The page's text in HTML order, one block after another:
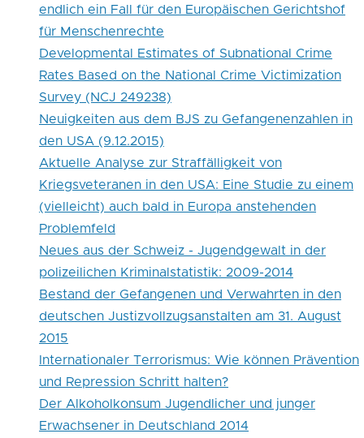
endlich ein Fall für den Europäischen Gerichtshof
für Menschenrechte
Developmental Estimates of Subnational Crime
Rates Based on the National Crime Victimization
Survey (NCJ 249238)
Neuigkeiten aus dem BJS zu Gefangenenzahlen in
den USA (9.12.2015)
Aktuelle Analyse zur Straffälligkeit von
Kriegsveteranen in den USA: Eine Studie zu einem
(vielleicht) auch bald in Europa anstehenden
Problemfeld
Neues aus der Schweiz - Jugendgewalt in der
polizeilichen Kriminalstatistik: 2009-2014
Bestand der Gefangenen und Verwahrten in den
deutschen Justizvollzugsanstalten am 31. August
2015
Internationaler Terrorismus: Wie können Prävention
und Repression Schritt halten?
Der Alkoholkonsum Jugendlicher und junger
Erwachsener in Deutschland 2014